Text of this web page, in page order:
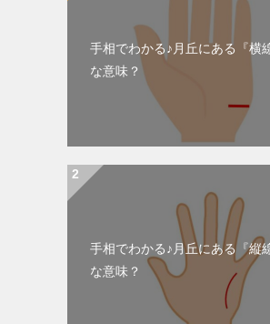
手相でわかる♪月丘にある『横
な意味？
手相でわかる♪月丘にある『縦
な意味？